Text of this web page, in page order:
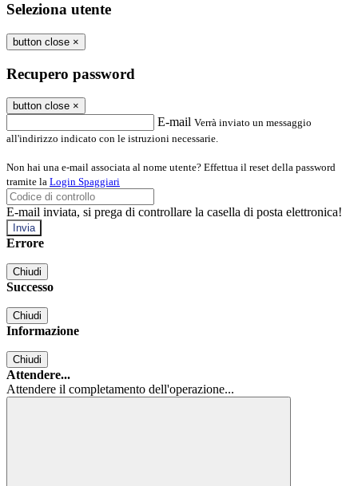
Seleziona utente
button close ×
Recupero password
button close ×
E-mail Verrà inviato un messaggio
all'indirizzo indicato con le istruzioni necessarie.
Non hai una e-mail associata al nome utente? Effettua il reset della password
tramite la Login Spaggiari
E-mail inviata, si prega di controllare la casella di posta elettronica!
Errore
Chiudi
Successo
Chiudi
Informazione
Chiudi
Attendere...
Attendere il completamento dell'operazione...